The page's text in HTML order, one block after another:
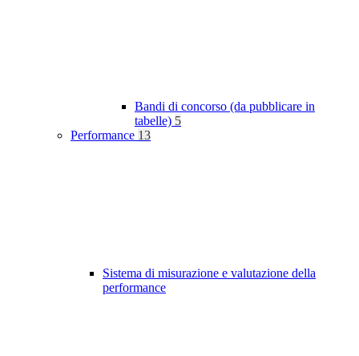
Bandi di concorso (da pubblicare in
tabelle) 5
Performance 13
Sistema di misurazione e valutazione della
performance